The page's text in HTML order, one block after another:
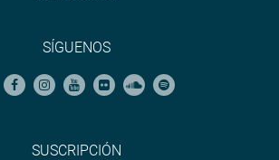
SÍGUENOS
SUSCRIPCIÓN